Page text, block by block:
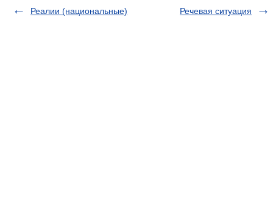
Реалии (национальные) Речевая ситуация